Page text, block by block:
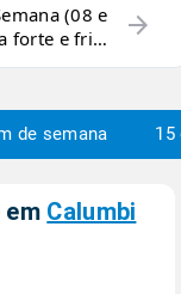
(08 e
forte e frio
arrow_forward
de semana 15
em Calumbi